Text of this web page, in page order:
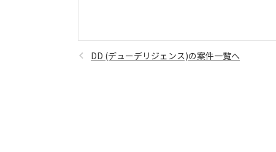
DD (デューデリジェンス)の案件一覧へ